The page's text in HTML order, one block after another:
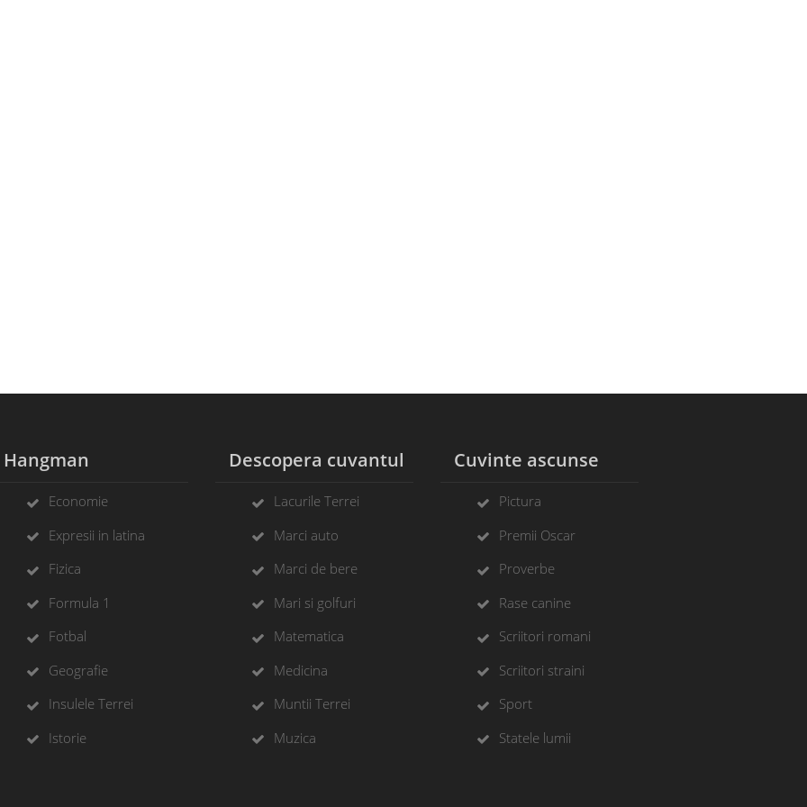
Hangman
Economie
Expresii in latina
Fizica
Formula 1
Fotbal
Geografie
Insulele Terrei
Istorie
Descopera cuvantul
Lacurile Terrei
Marci auto
Marci de bere
Mari si golfuri
Matematica
Medicina
Muntii Terrei
Muzica
Cuvinte ascunse
Pictura
Premii Oscar
Proverbe
Rase canine
Scriitori romani
Scriitori straini
Sport
Statele lumii